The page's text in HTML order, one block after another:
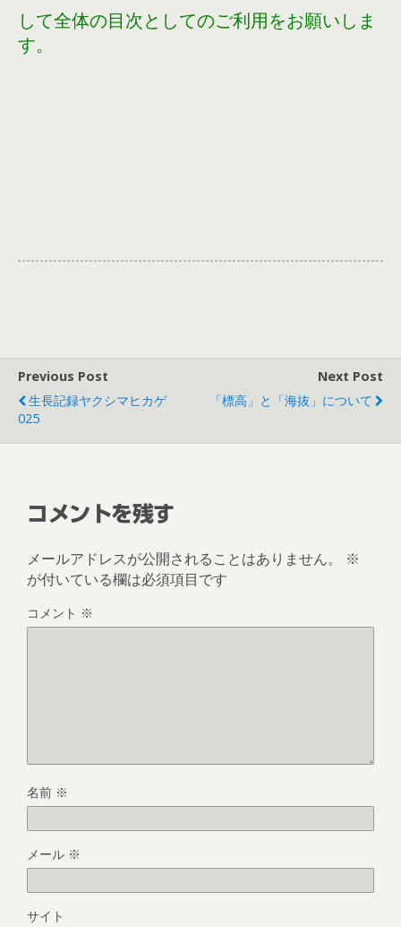
して全体の目次としてのご利用をお願いしま
す。
Previous Post
生長記録ヤクシマヒカゲ
025
Next Post
「標高」と「海抜」について
コメントを残す
メールアドレスが公開されることはありません。
※
が付いている欄は必須項目です
コメント ※
名前 ※
メール ※
サイト